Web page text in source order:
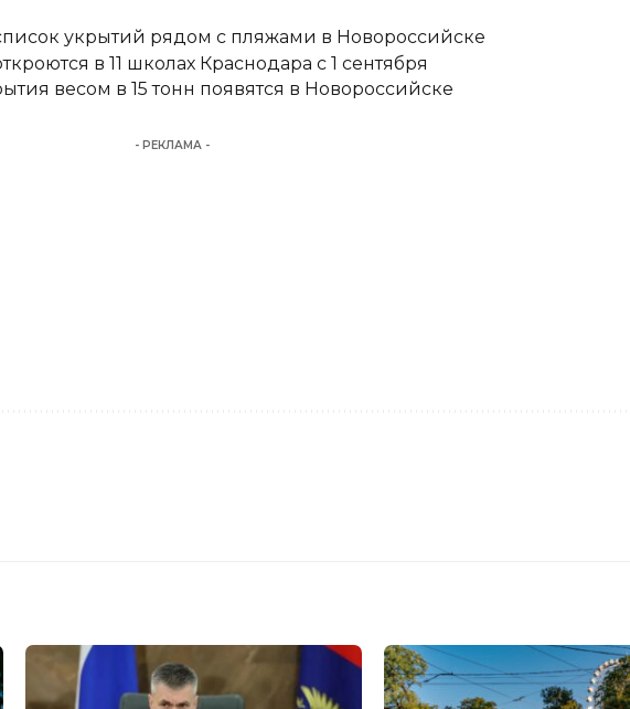
укрытий рядом с пляжами в Новороссийске
в 11 школах Краснодара с 1 сентября
весом в 15 тонн появятся в Новороссийске
- РЕКЛАМА -